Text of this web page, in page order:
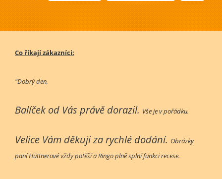
Co říkají zákazníci:
"Dobrý den,
Balíček od Vás právě dorazil. Vše je v pořádku.
Velice Vám děkuji za rychlé dodání. Obrázky
paní Hüttnerové vždy potěší a Ringo plně splní funkci recese.